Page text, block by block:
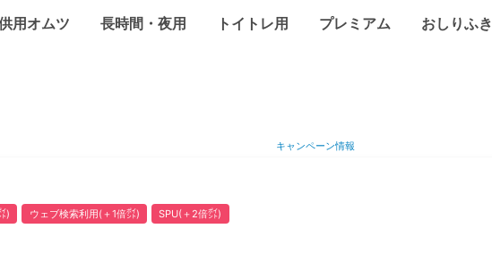
用オムツ 長時間・夜用 トイトレ用 プレミアム おしりふき
キャンペーン情報
) ウェブ検索利用(＋1倍㌽) SPU(＋2倍㌽)